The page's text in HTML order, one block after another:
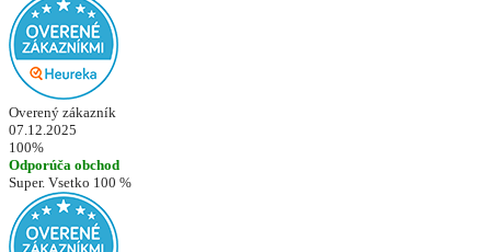
Overený zákazník
07.12.2025
100%
Odporúča obchod
Super. Vsetko 100 %